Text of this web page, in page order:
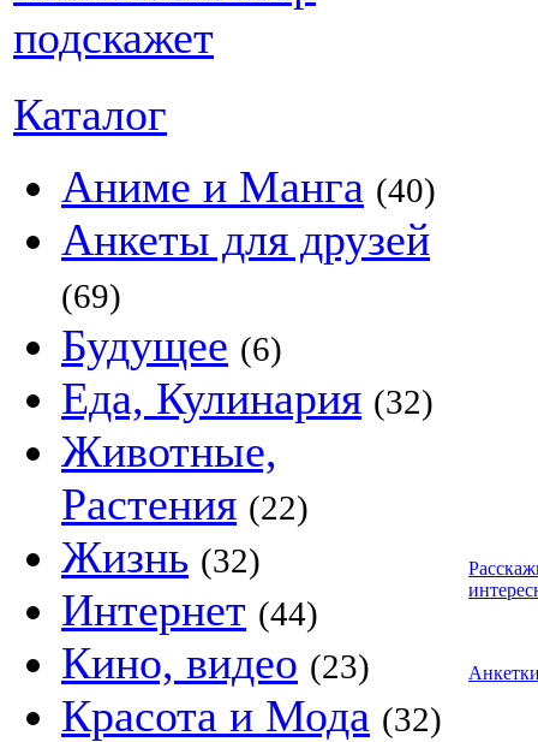
Каталог
Аниме и Манга (40)
Анкеты для друзей
(69)
Будущее (6)
Еда, Кулинария (32)
Животные,
Растения (22)
Жизнь (32)
Интернет (44)
Кино, видео (23)
Красота и Мода (32)